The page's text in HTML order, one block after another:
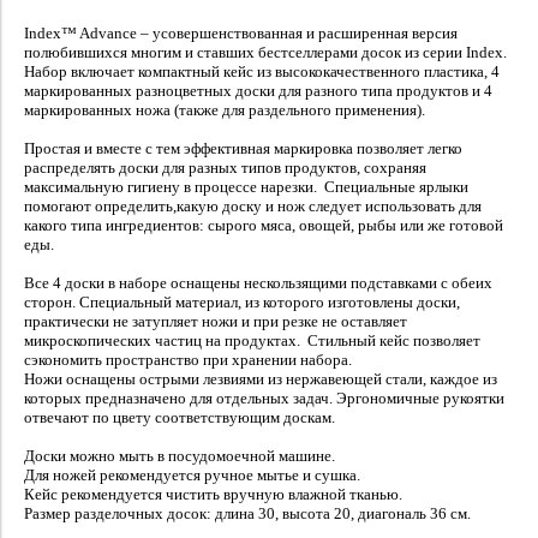
Index™ Advance – усовершенствованная и расширенная версия
полюбившихся многим и ставших бестселлерами досок из серии Index.
Набор включает компактный кейс из высококачественного пластика, 4
маркированных разноцветных доски для разного типа продуктов и 4
маркированных ножа (также для раздельного применения).
Простая и вместе с тем эффективная маркировка позволяет легко
распределять доски для разных типов продуктов, сохраняя
максимальную гигиену в процессе нарезки. Специальные ярлыки
помогают определить,какую доску и нож следует использовать для
какого типа ингредиентов: сырого мяса, овощей, рыбы или же готовой
еды.
Все 4 доски в наборе оснащены нескользящими подставками с обеих
сторон. Специальный материал, из которого изготовлены доски,
практически не затупляет ножи и при резке не оставляет
микроскопических частиц на продуктах. Стильный кейс позволяет
сэкономить пространство при хранении набора.
Ножи оснащены острыми лезвиями из нержавеющей стали, каждое из
которых предназначено для отдельных задач. Эргономичные рукоятки
отвечают по цвету соответствующим доскам.
Доски можно мыть в посудомоечной машине.
Для ножей рекомендуется ручное мытье и сушка.
Кейс рекомендуется чистить вручную влажной тканью.
Размер разделочных досок: длина 30, высота 20, диагональ 36 см.